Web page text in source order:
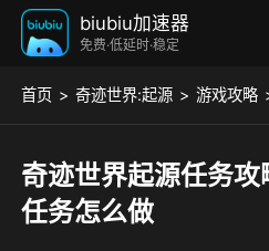
biubiu加速器
免费·低延时·稳定
首页 奇迹世界:起源 游戏攻略
奇迹世界起源任务
任务怎么做